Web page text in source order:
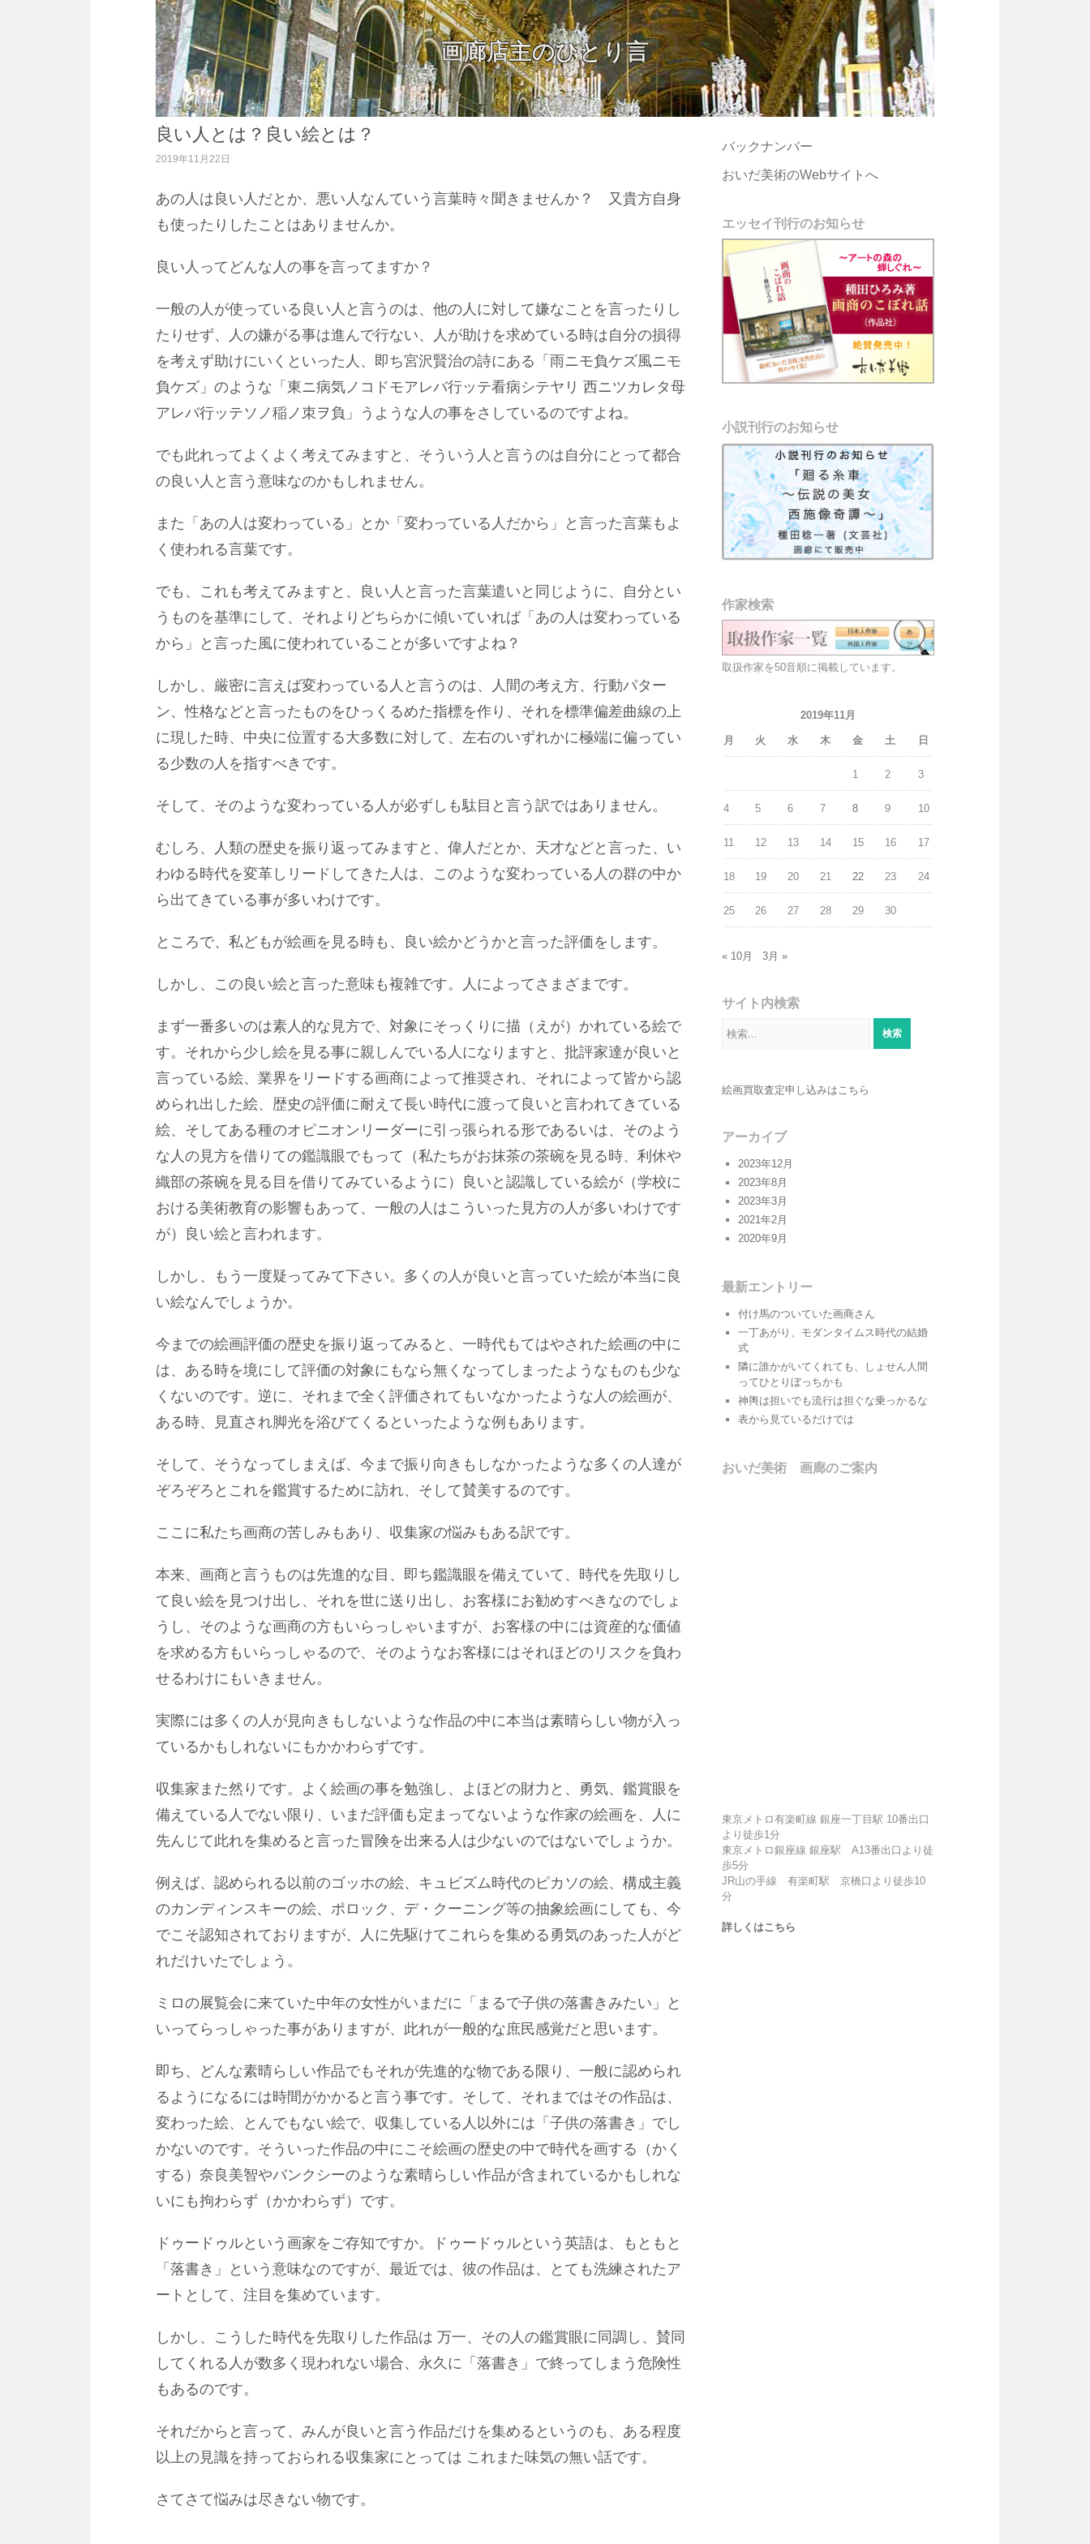
画廊店主のひとり言
画廊店主のひとり言
コ
ン
テ
へ
ス
キ
プ
良い人とは？良い絵とは？
2019年11月22日
あの人は良い人だとか、悪い人なんていう言葉時々聞きませんか？ 又貴方自身
も使ったりしたことはありませんか。
良い人ってどんな人の事を言ってますか？
一般の人が使っている良い人と言うのは、他の人に対して嫌なことを言ったりし
たりせず、人の嫌がる事は進んで行ない、人が助けを求めている時は自分の損得
を考えず助けにいくといった人、即ち宮沢賢治の詩にある「雨ニモ負ケズ風ニモ
負ケズ」のような「東ニ病気ノコドモアレバ行ッテ看病シテヤリ 西ニツカレタ母
アレバ行ッテソノ稲ノ朿ヲ負」うような人の事をさしているのですよね。
でも此れってよくよく考えてみますと、そういう人と言うのは自分にとって都合
の良い人と言う意味なのかもしれません。
また「あの人は変わっている」とか「変わっている人だから」と言った言葉もよ
く使われる言葉です。
でも、これも考えてみますと、良い人と言った言葉遣いと同じように、自分とい
うものを基準にして、それよりどちらかに傾いていれば「あの人は変わっている
から」と言った風に使われていることが多いですよね？
しかし、厳密に言えば変わっている人と言うのは、人間の考え方、行動パター
ン、性格などと言ったものをひっくるめた指標を作り、それを標準偏差曲線の上
に現した時、中央に位置する大多数に対して、左右のいずれかに極端に偏ってい
る少数の人を指すべきです。
そして、そのような変わっている人が必ずしも駄目と言う訳ではありません。
むしろ、人類の歴史を振り返ってみますと、偉人だとか、天才などと言った、い
わゆる時代を変革しリードしてきた人は、このような変わっている人の群の中か
ら出てきている事が多いわけです。
ところで、私どもが絵画を見る時も、良い絵かどうかと言った評価をします。
しかし、この良い絵と言った意味も複雑です。人によってさまざまです。
まず一番多いのは素人的な見方で、対象にそっくりに描（えが）かれている絵で
す。それから少し絵を見る事に親しんでいる人になりますと、批評家達が良いと
言っている絵、業界をリードする画商によって推奨され、それによって皆から認
められ出した絵、歴史の評価に耐えて長い時代に渡って良いと言われてきている
絵、そしてある種のオピニオンリーダーに引っ張られる形であるいは、そのよう
な人の見方を借りての鑑識眼でもって（私たちがお抹茶の茶碗を見る時、利休や
織部の茶碗を見る目を借りてみているように）良いと認識している絵が（学校に
おける美術教育の影響もあって、一般の人はこういった見方の人が多いわけです
が）良い絵と言われます。
しかし、もう一度疑ってみて下さい。多くの人が良いと言っていた絵が本当に良
い絵なんでしょうか。
今までの絵画評価の歴史を振り返ってみると、一時代もてはやされた絵画の中に
は、ある時を境にして評価の対象にもなら無くなってしまったようなものも少な
くないのです。逆に、それまで全く評価されてもいなかったような人の絵画が、
ある時、見直され脚光を浴びてくるといったような例もあります。
そして、そうなってしまえば、今まで振り向きもしなかったような多くの人達が
ぞろぞろとこれを鑑賞するために訪れ、そして賛美するのです。
ここに私たち画商の苦しみもあり、収集家の悩みもある訳です。
本来、画商と言うものは先進的な目、即ち鑑識眼を備えていて、時代を先取りし
て良い絵を見つけ出し、それを世に送り出し、お客様にお勧めすべきなのでしょ
うし、そのような画商の方もいらっしゃいますが、お客様の中には資産的な価値
を求める方もいらっしゃるので、そのようなお客様にはそれほどのリスクを負わ
せるわけにもいきません。
実際には多くの人が見向きもしないような作品の中に本当は素晴らしい物が入っ
ているかもしれないにもかかわらずです。
収集家また然りです。よく絵画の事を勉強し、よほどの財力と、勇気、鑑賞眼を
備えている人でない限り、いまだ評価も定まってないような作家の絵画を、人に
先んじて此れを集めると言った冒険を出来る人は少ないのではないでしょうか。
例えば、認められる以前のゴッホの絵、キュビズム時代のピカソの絵、構成主義
のカンディンスキーの絵、ポロック、デ・クーニング等の抽象絵画にしても、今
でこそ認知されておりますが、人に先駆けてこれらを集める勇気のあった人がど
れだけいたでしょう。
ミロの展覧会に来ていた中年の女性がいまだに「まるで子供の落書きみたい」と
いってらっしゃった事がありますが、此れが一般的な庶民感覚だと思います。
即ち、どんな素晴らしい作品でもそれが先進的な物である限り、一般に認められ
るようになるには時間がかかると言う事です。そして、それまではその作品は、
変わった絵、とんでもない絵で、収集している人以外には「子供の落書き」でし
かないのです。そういった作品の中にこそ絵画の歴史の中で時代を画する（かく
する）奈良美智やバンクシーのような素晴らしい作品が含まれているかもしれな
いにも拘わらず（かかわらず）です。
ドゥードゥルという画家をご存知ですか。ドゥードゥルという英語は、もともと
「落書き」という意味なのですが、最近では、彼の作品は、とても洗練されたア
ートとして、注目を集めています。
しかし、こうした時代を先取りした作品は 万一、その人の鑑賞眼に同調し、賛同
してくれる人が数多く現われない場合、永久に「落書き」で終ってしまう危険性
もあるのです。
それだからと言って、みんが良いと言う作品だけを集めるというのも、ある程度
以上の見識を持っておられる収集家にとっては これまた味気の無い話です。
さてさて悩みは尽きない物です。
バックナンバー
おいだ美術のWebサイトへ
エッセイ刊行のお知らせ
小説刊行のお知らせ
作家検索
取扱作家を50音順に掲載しています。
2019年11月
月 火 水 木 金 土 日
1 2 3
4 5 6 7 8 9 10
11 12 13 14 15 16 17
18 19 20 21 22 23 24
25 26 27 28 29 30
« 10月 3月 »
サイト内検索
索:
絵画買取査定申し込みはこちら
アーカイブ
2023年12月
2023年8月
2023年3月
2021年2月
2020年9月
最新エントリー
付け馬のついていた画商さん
一丁あがり、モダンタイムス時代の結婚
式
隣に誰かがいてくれても、しょせん人間
ってひとりぼっちかも
神輿は担いでも流行は担ぐな乗っかるな
表から見ているだけでは
おいだ美術 画廊のご案内
東京メトロ有楽町線 銀座一丁目駅 10番出口
より徒歩1分
東京メトロ銀座線 銀座駅 A13番出口より徒
歩5分
JR山の手線 有楽町駅 京橋口より徒歩10
分
詳しくはこちら